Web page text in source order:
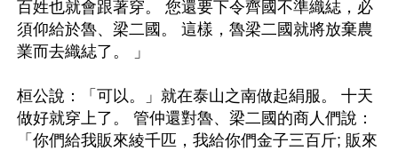
百姓也就會跟著穿。 您還要下令齊國不準織綕，必
須仰給於魯、梁二國。 這樣，魯梁二國就將放棄農
業而去織綕了。 」
桓公說：「可以。」就在泰山之南做起絹服。 十天
做好就穿上了。 管仲還對魯、梁二國的商人們說：
「你們給我販來綾千匹，我給你們金子三百斤; 販來